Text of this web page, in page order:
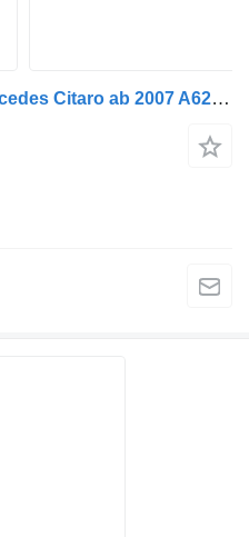
Stossstangecke hinten Mercedes Citaro ab 2007 A6288850105 & A6288850005 für Mercedes-Benz Citaro 1 Bus